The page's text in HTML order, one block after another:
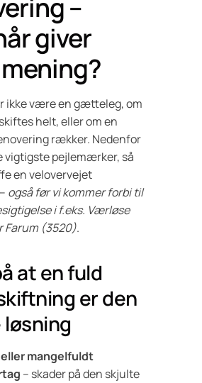
–
giver
ikke være en gætteleg, om
helt, eller om en
rækker. Nedenfor
vigtigste pejlemærker, så
en velovervejet
også før vi kommer forbi til
i f.eks. Værløse
Farum (3520).
at en fuld
er den
mangelfuldt
– skader på den skjulte